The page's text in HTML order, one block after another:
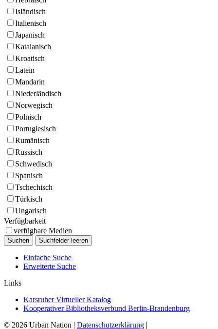
Isländisch
Italienisch
Japanisch
Katalanisch
Kroatisch
Latein
Mandarin
Niederländisch
Norwegisch
Polnisch
Portugiesisch
Rumänisch
Russisch
Schwedisch
Spanisch
Tschechisch
Türkisch
Ungarisch
Verfügbarkeit
verfügbare Medien
Einfache Suche
Erweiterte Suche
Links
Karsruher Virtueller Katalog
Kooperativer Bibliotheksverbund Berlin-Brandenburg
© 2026 Urban Nation | Datenschutzerklärung |